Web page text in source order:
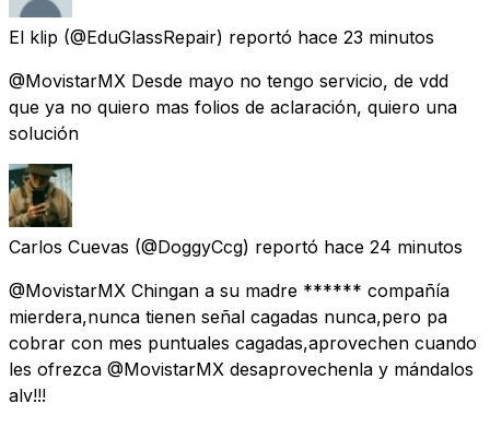
El klip (@EduGlassRepair) reportó hace 23 minutos
@MovistarMX Desde mayo no tengo servicio, de vdd
que ya no quiero mas folios de aclaración, quiero una
solución
Carlos Cuevas (@DoggyCcg) reportó hace 24 minutos
@MovistarMX Chingan a su madre ****** compañía
mierdera,nunca tienen señal cagadas nunca,pero pa
cobrar con mes puntuales cagadas,aprovechen cuando
les ofrezca @MovistarMX desaprovechenla y mándalos
alv!!!